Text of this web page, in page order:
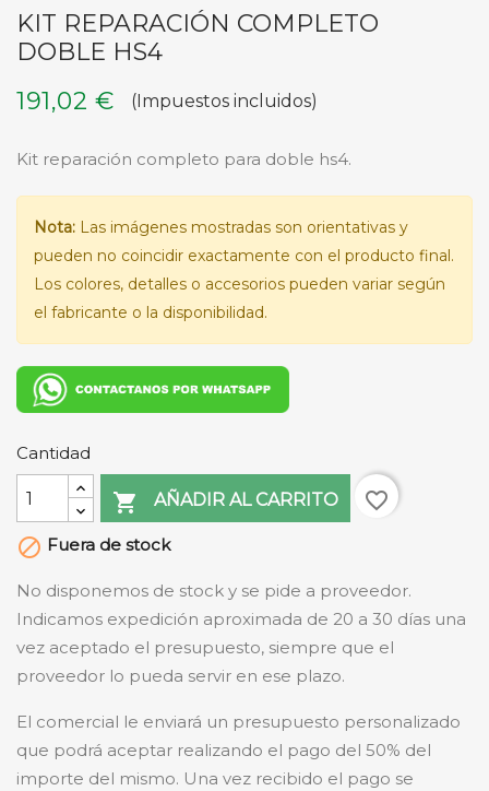
KIT REPARACIÓN COMPLETO
DOBLE HS4
191,02 €
(Impuestos incluidos)
Kit reparación completo para doble hs4.
Nota: Las imágenes mostradas son orientativas y
pueden no coincidir exactamente con el producto final.
Los colores, detalles o accesorios pueden variar según
el fabricante o la disponibilidad.
Cantidad
 AÑADIR AL CARRITO
favorite_border
 Fuera de stock
No disponemos de stock y se pide a proveedor.
Indicamos expedición aproximada de 20 a 30 días una
vez aceptado el presupuesto, siempre que el
proveedor lo pueda servir en ese plazo.
El comercial le enviará un presupuesto personalizado
que podrá aceptar realizando el pago del 50% del
importe del mismo. Una vez recibido el pago se